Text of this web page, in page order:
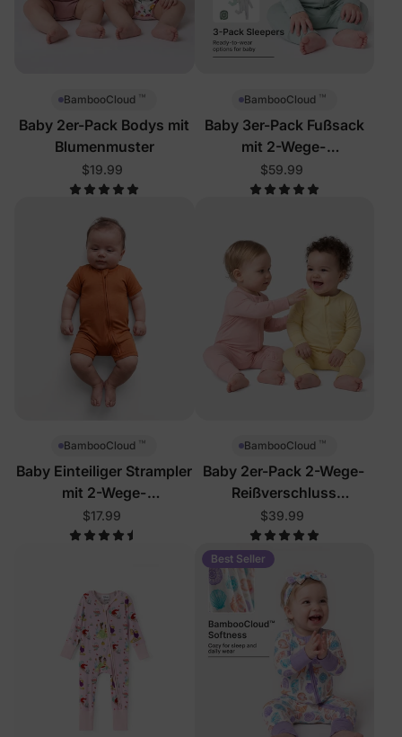
BambooCloud ™
Baby 2er-Pack Bodys mit
Blumenmuster
$19.99
BambooCloud ™
Baby 3er-Pack Fußsack
mit 2-Wege-
Reißverschluss
$59.99
BambooCloud ™
Baby Einteiliger Strampler
mit 2-Wege-
Reißverschluss
$17.99
BambooCloud ™
Baby 2er-Pack 2-Wege-
Reißverschluss
einfarbiger Fußsack
$39.99
Best Seller